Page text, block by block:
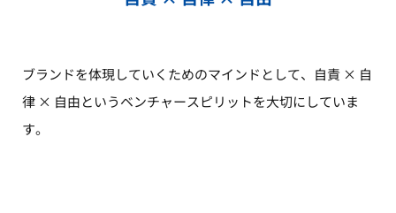
ブランドを体現していくためのマインドとして、自責 × 自
律 × 自由というベンチャースピリットを大切にしていま
す。